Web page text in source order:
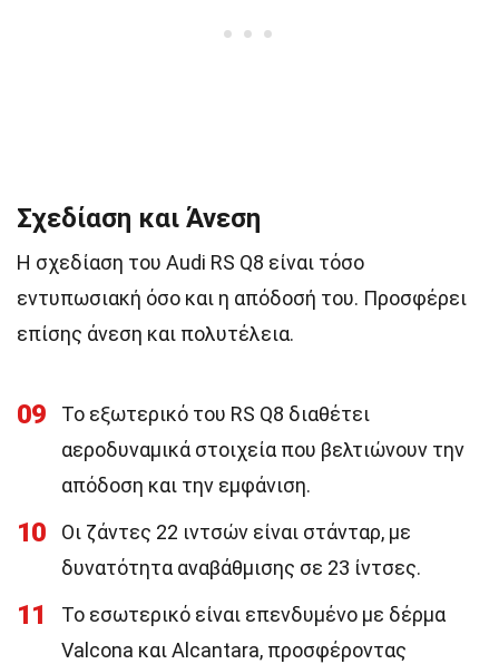
Σχεδίαση και Άνεση
Η σχεδίαση του Audi RS Q8 είναι τόσο
εντυπωσιακή όσο και η απόδοσή του. Προσφέρει
επίσης άνεση και πολυτέλεια.
09
Το εξωτερικό του RS Q8 διαθέτει
αεροδυναμικά στοιχεία που βελτιώνουν την
απόδοση και την εμφάνιση.
10
Οι ζάντες 22 ιντσών είναι στάνταρ, με
δυνατότητα αναβάθμισης σε 23 ίντσες.
11
Το εσωτερικό είναι επενδυμένο με δέρμα
Valcona και Alcantara, προσφέροντας